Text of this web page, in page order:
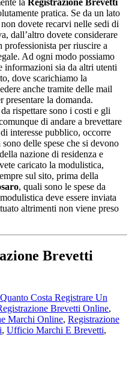
la Registrazione Brevetti
pratica. Se da un lato
dovete recarvi nelle sedi di
dall’altro dovete considerare
per riuscire a
Ad ogni modo possiamo
informazioni sia da altri utenti
dove scarichiamo la
anche tramite delle mail
presentare la domanda.
rispettare sono i costi e gli
di andare a brevettare
interesse pubblico, occorre
delle spese che si devono
nazione di residenza e
caricato la modulistica,
sul sito, prima della
, quali sono le spese da
deve essere inviata
altrimenti non viene preso
Brevetti
Quanto Costa Registrare Un
Brevetti Online,
Marchi Online, Registrazione
, Ufficio Marchi E Brevetti,